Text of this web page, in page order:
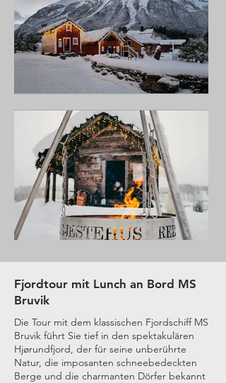
Fjordtour mit Lunch an Bord MS
Bruvik
Die Tour mit dem klassischen Fjordschiff MS
Bruvik führt Sie tief in den spektakulären
Hjørundfjord, der für seine unberührte
Natur, die imposanten schneebedeckten
Berge und die charmanten Dörfer bekannt